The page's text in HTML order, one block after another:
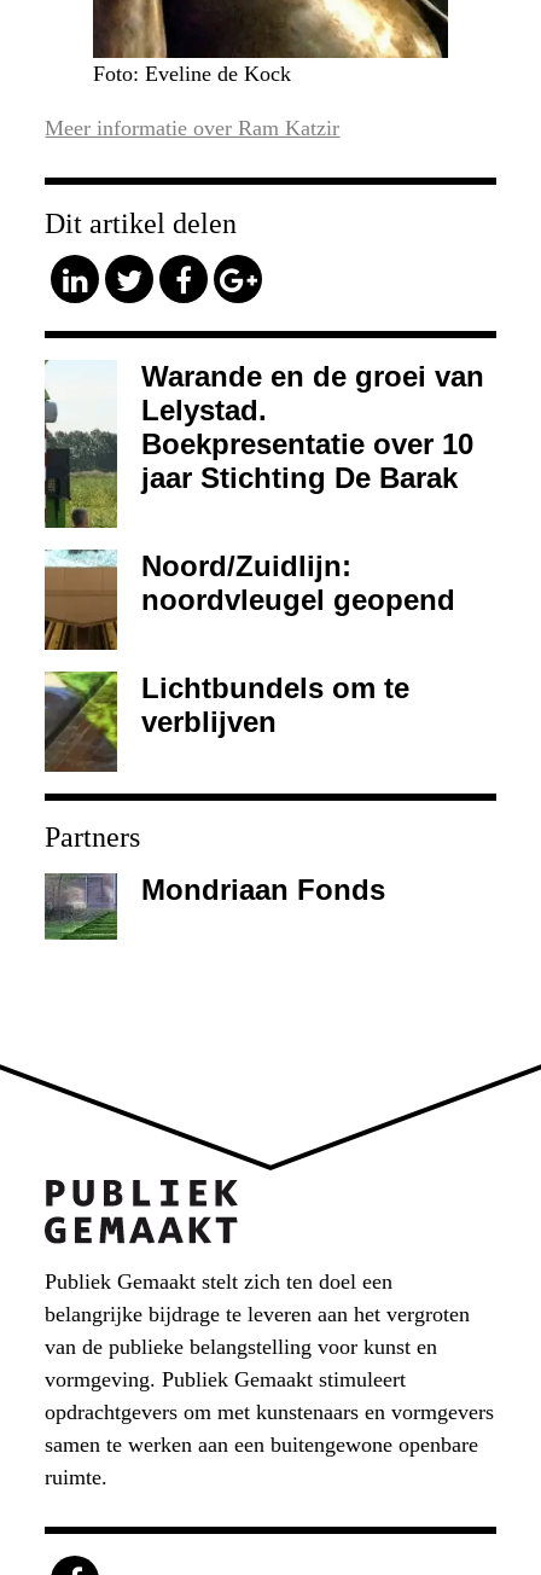
Foto: Eveline de Kock
Meer informatie over Ram Katzir
Dit artikel delen
Warande en de groei van
Lelystad.
Boekpresentatie over 10
jaar Stichting De Barak
Noord/Zuidlijn:
noordvleugel geopend
Lichtbundels om te
verblijven
Partners
Mondriaan Fonds
Publiek Gemaakt stelt zich ten doel een
belangrijke bijdrage te leveren aan het vergroten
van de publieke belangstelling voor kunst en
vormgeving. Publiek Gemaakt stimuleert
opdrachtgevers om met kunstenaars en vormgevers
samen te werken aan een buitengewone openbare
ruimte.